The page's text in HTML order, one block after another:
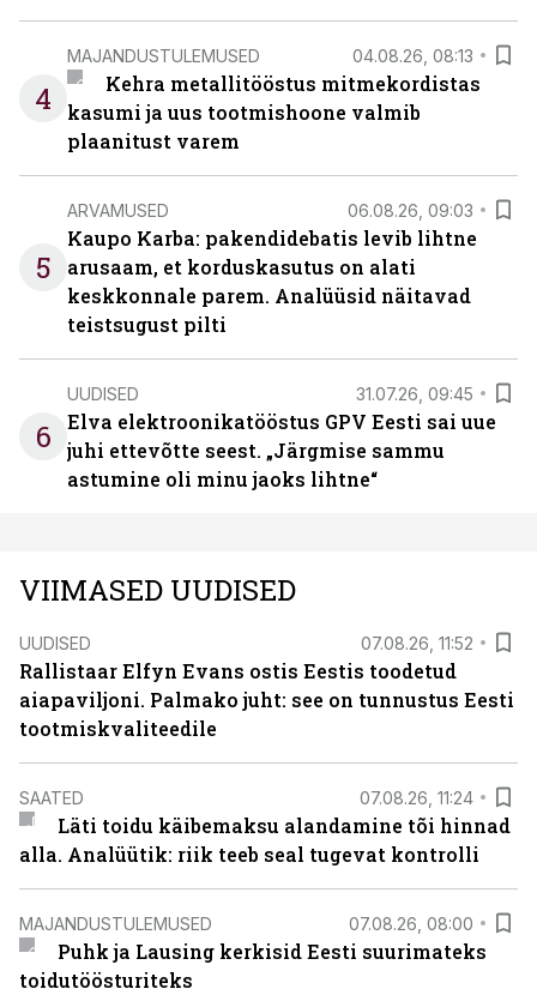
4
MAJANDUSTULEMUSED 04.08.26, 08:13
Kehra metallitööstus mitmekordistas
kasumi ja uus tootmishoone valmib
plaanitust varem
5
ARVAMUSED 06.08.26, 09:03
Kaupo Karba: pakendidebatis levib lihtne
arusaam, et korduskasutus on alati
keskkonnale parem. Analüüsid näitavad
teistsugust pilti
6
UUDISED 31.07.26, 09:45
Elva elektroonikatööstus GPV Eesti sai uue
juhi ettevõtte seest. „Järgmise sammu
astumine oli minu jaoks lihtne“
VIIMASED UUDISED
UUDISED 07.08.26, 11:52
Rallistaar Elfyn Evans ostis Eestis toodetud
aiapaviljoni. Palmako juht: see on tunnustus Eesti
tootmiskvaliteedile
SAATED 07.08.26, 11:24
Läti toidu käibemaksu alandamine tõi hinnad
alla. Analüütik: riik teeb seal tugevat kontrolli
MAJANDUSTULEMUSED 07.08.26, 08:00
Puhk ja Lausing kerkisid Eesti suurimateks
toidutöösturiteks